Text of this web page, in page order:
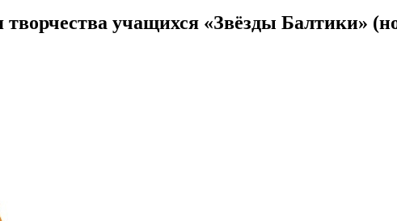
творчества учащихся «Звёзды Балтики»